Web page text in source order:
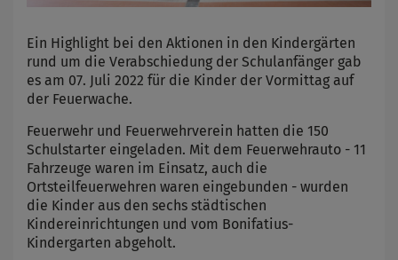
Ein Highlight bei den Aktionen in den Kindergärten
rund um die Verabschiedung der Schulanfänger gab
es am 07. Juli 2022 für die Kinder der Vormittag auf
der Feuerwache.
Feuerwehr und Feuerwehrverein hatten die 150
Schulstarter eingeladen. Mit dem Feuerwehrauto - 11
Fahrzeuge waren im Einsatz, auch die
Ortsteilfeuerwehren waren eingebunden - wurden
die Kinder aus den sechs städtischen
Kindereinrichtungen und vom Bonifatius-
Kindergarten abgeholt.